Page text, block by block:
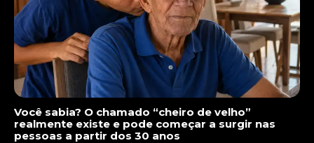
Você sabia? O chamado “cheiro de velho”
realmente existe e pode começar a surgir nas
pessoas a partir dos 30 anos